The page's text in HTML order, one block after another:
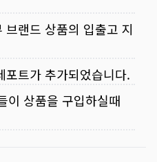
브랜드 상품의 입출고 지
포트가 추가되었습니다.
이 상품을 구입하실때